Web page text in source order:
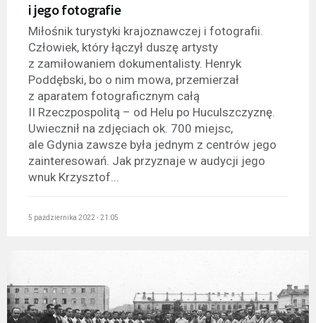
i jego fotografie
Miłośnik turystyki krajoznawczej i fotografii.
Człowiek, który łączył duszę artysty
z zamiłowaniem dokumentalisty. Henryk
Poddębski, bo o nim mowa, przemierzał
z aparatem fotograficznym całą
II Rzeczpospolitą – od Helu po Huculszczyznę.
Uwiecznił na zdjęciach ok. 700 miejsc,
ale Gdynia zawsze była jednym z centrów jego
zainteresowań. Jak przyznaje w audycji jego
wnuk Krzysztof...
5 października 2022 - 21:05